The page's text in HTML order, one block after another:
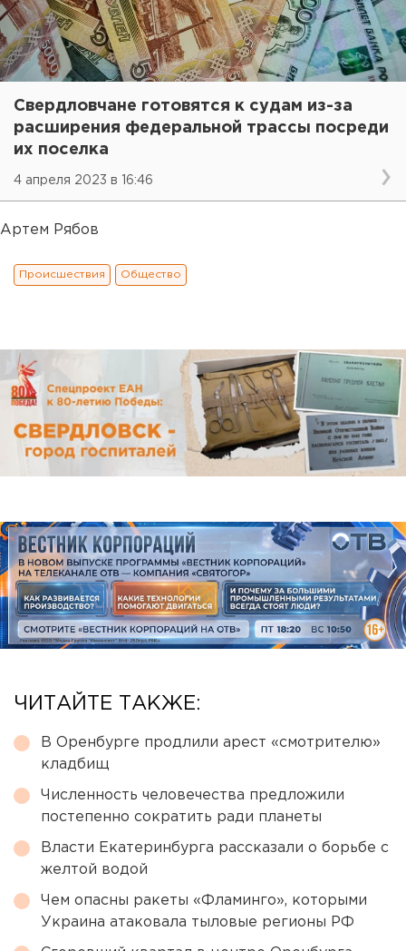
Свердловчане готовятся к судам из-за
расширения федеральной трассы посреди
их поселка
4 апреля 2023 в 16:46
Артем Рябов
Происшествия Общество
ЧИТАЙТЕ ТАКЖЕ:
В Оренбурге продлили арест «смотрителю»
кладбищ
Численность человечества предложили
постепенно сократить ради планеты
Власти Екатеринбурга рассказали о борьбе с
желтой водой
Чем опасны ракеты «Фламинго», которыми
Украина атаковала тыловые регионы РФ